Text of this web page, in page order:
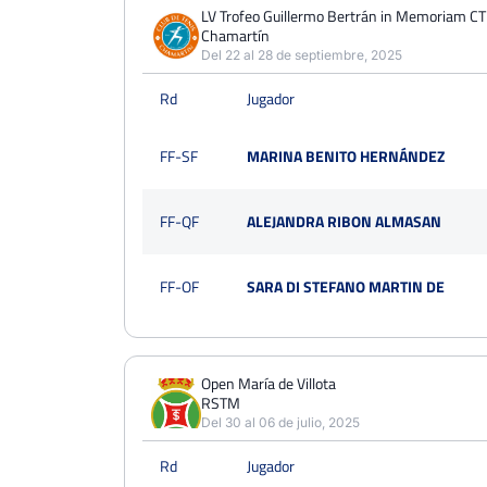
PERDIDOSPARTIDOSGANADOS
5
12
PERDIDOS JUEGOS GANADOS
LV Trofeo Guillermo Bertrán in Memoriam CT
Chamartín
Del 22 al 28 de septiembre, 2025
Rd Jugador
FF-SF MARINA BENITO HERNÁNDEZ
FF-QF ALEJANDRA RIBON ALMASAN
FF-OF SARA DI STEFANO MARTIN DE
Open María de Villota
RSTM
Del 30 al 06 de julio, 2025
Rd Jugador